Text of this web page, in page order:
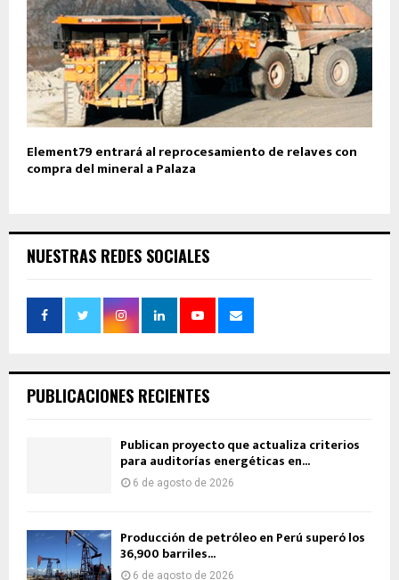
Element79 entrará al reprocesamiento de relaves con
compra del mineral a Palaza
NUESTRAS REDES SOCIALES
PUBLICACIONES RECIENTES
Publican proyecto que actualiza criterios
para auditorías energéticas en...
6 de agosto de 2026
Producción de petróleo en Perú superó los
36,900 barriles...
6 de agosto de 2026